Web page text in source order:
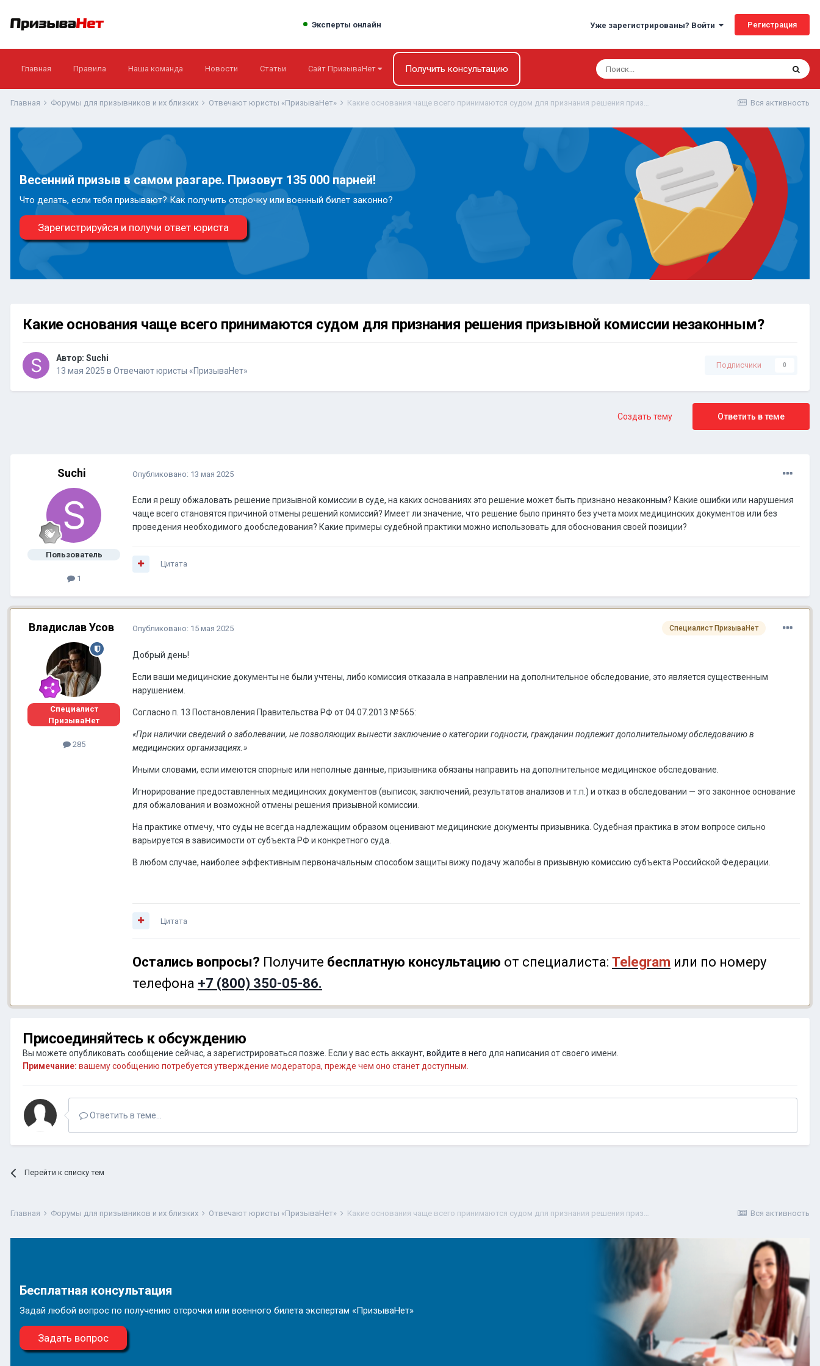
Эксперты онлайн Уже зарегистрированы? Войти Регистрация
Главная Правила Наша команда Новости Статьи Сайт ПризываНет Получить консультацию
Вся активность
Главная Форумы для призывников и их близких Отвечают юристы «ПризываНет» Какие основания чаще всего принимаются судом для признания решения призывной комиссии незаконным?
Весенний призыв в самом разгаре. Призовут 135 000 парней!
Что делать, если тебя призывают? Как получить отсрочку или военный билет законно?
Зарегистрируйся и получи ответ юриста
Какие основания чаще всего принимаются судом для признания решения призывной комиссии незаконным?
Автор: Suchi
13 мая 2025 в Отвечают юристы «ПризываНет»
Подписчики 0
Ответить в теме
Создать тему
Suchi
Пользователь
1
Опубликовано: 13 мая 2025
Если я решу обжаловать решение призывной комиссии в суде, на каких основаниях это решение может быть признано незаконным? Какие ошибки или нарушения
чаще всего становятся причиной отмены решений комиссий? Имеет ли значение, что решение было принято без учета моих медицинских документов или без
проведения необходимого дообследования? Какие примеры судебной практики можно использовать для обоснования своей позиции?
Цитата
Владислав Усов
Специалист
ПризываНет
285
Специалист ПризываНет
Опубликовано: 15 мая 2025
Добрый день!
Если ваши медицинские документы не были учтены, либо комиссия отказала в направлении на дополнительное обследование, это является существенным
нарушением.
Согласно п. 13 Постановления Правительства РФ от 04.07.2013 № 565:
«При наличии сведений о заболевании, не позволяющих вынести заключение о категории годности, гражданин подлежит дополнительному обследованию в
медицинских организациях.»
Иными словами, если имеются спорные или неполные данные, призывника обязаны направить на дополнительное медицинское обследование.
Игнорирование предоставленных медицинских документов (выписок, заключений, результатов анализов и т.п.) и отказ в обследовании — это законное основание
для обжалования и возможной отмены решения призывной комиссии.
На практике отмечу, что суды не всегда надлежащим образом оценивают медицинские документы призывника. Судебная практика в этом вопросе сильно
варьируется в зависимости от субъекта РФ и конкретного суда.
В любом случае, наиболее эффективным первоначальным способом защиты вижу подачу жалобы в призывную комиссию субъекта Российской Федерации.
Цитата
Остались вопросы? Получите бесплатную консультацию от специалиста: Telegram или по номеру
телефона +7 (800) 350-05-86.
Присоединяйтесь к обсуждению
Вы можете опубликовать сообщение сейчас, а зарегистрироваться позже. Если у вас есть аккаунт, войдите в него для написания от своего имени.
Примечание: вашему сообщению потребуется утверждение модератора, прежде чем оно станет доступным.
Ответить в теме...
Перейти к списку тем
Вся активность
Главная Форумы для призывников и их близких Отвечают юристы «ПризываНет» Какие основания чаще всего принимаются судом для признания решения призывной комиссии незаконным?
Бесплатная консультация
Задай любой вопрос по получению отсрочки или военного билета экспертам «ПризываНет»
Задать вопрос